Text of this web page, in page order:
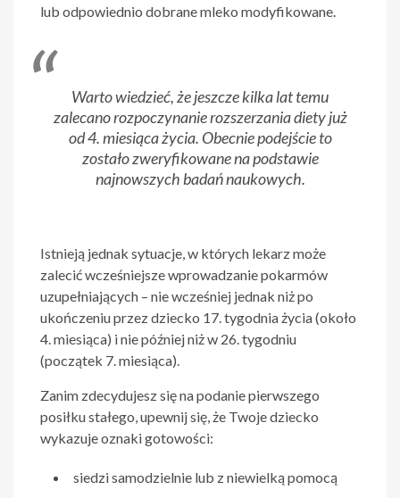
lub odpowiednio dobrane mleko modyfikowane.
Warto wiedzieć, że jeszcze kilka lat temu
zalecano rozpoczynanie rozszerzania diety już
od 4. miesiąca życia. Obecnie podejście to
zostało zweryfikowane na podstawie
najnowszych badań naukowych.
Istnieją jednak sytuacje, w których lekarz może
zalecić wcześniejsze wprowadzanie pokarmów
uzupełniających – nie wcześniej jednak niż po
ukończeniu przez dziecko 17. tygodnia życia (około
4. miesiąca) i nie później niż w 26. tygodniu
(początek 7. miesiąca).
Zanim zdecydujesz się na podanie pierwszego
posiłku stałego, upewnij się, że Twoje dziecko
wykazuje oznaki gotowości:
siedzi samodzielnie lub z niewielką pomocą